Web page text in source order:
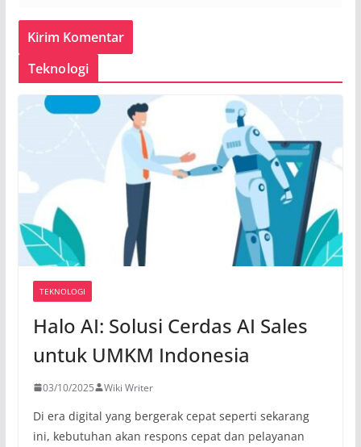
Teknologi
TEKNOLOGI
Halo AI: Solusi Cerdas AI Sales
untuk UMKM Indonesia
03/10/2025 Wiki Writer
Di era digital yang bergerak cepat seperti sekarang
ini, kebutuhan akan respons cepat dan pelayanan